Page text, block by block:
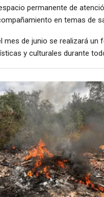
permanente de
en temas de
mes de junio se realizará un
y culturales durante